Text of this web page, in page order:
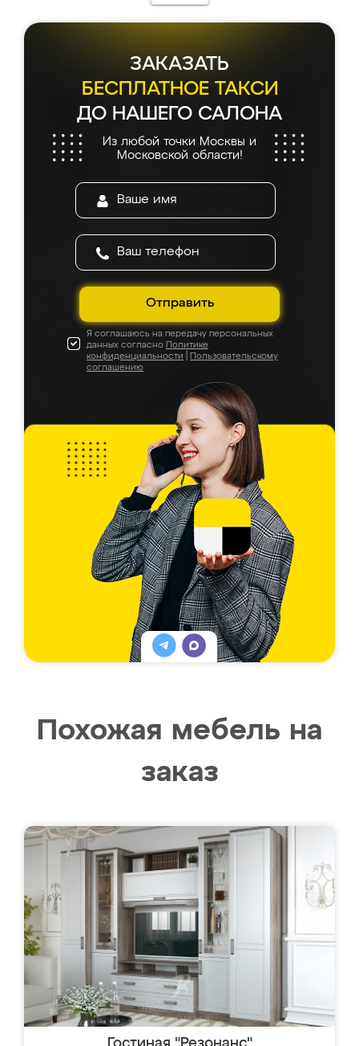
ЗАКАЗАТЬ
БЕСПЛАТНОЕ ТАКСИ
ДО НАШЕГО САЛОНА
Из любой точки Москвы и
Московской области!
Отправить
Я соглашаюсь на передачу персональных
данных согласно Политике
конфиденциальности
Пользовательскому
соглашению
Похожая мебель на
заказ